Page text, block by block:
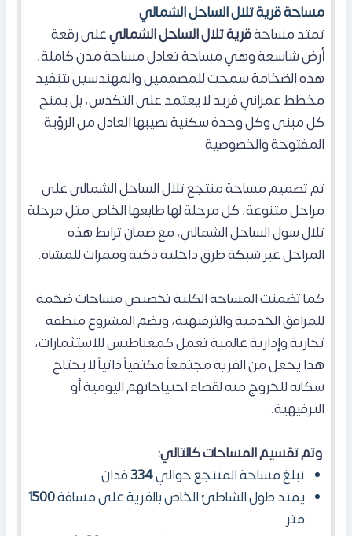
مساحة قرية تلال الساحل الشمالي
تمتد مساحةقرية تلال الساحل الشماليعلى رقعة
أرض شاسعة وهي مساحة تعادل مساحة مدن كاملة،
هذه الضخامة سمحت للمصممين والمهندسين بتنفيذ
مخطط عمراني فريد لا يعتمد على التكدس، بل يمنح
كل مبنى وكل وحدة سكنية نصيبها العادل من الرؤية
المفتوحة والخصوصية.
تم تصميم مساحة منتجع تلال الساحل الشمالي على
مراحل متنوعة، كل مرحلة لها طابعها الخاص مثل مرحلة
تلال سول الساحل الشمالي، مع ضمان ترابط هذه
المراحل عبر شبكة طرق داخلية ذكية وممرات للمشاة.
كما تضمنت المساحة الكلية تخصيص مساحات ضخمة
للمرافق الخدمية والترفيهية، ويضم المشروع منطقة
تجارية وإدارية عالمية تعمل كمغناطيس للاستثمارات،
هذا يجعل من القرية مجتمعاً مكتفياً ذاتياً لا يحتاج
سكانه للخروج منه لقضاء احتياجاتهم اليومية أو
الترفيهية.
وتم تقسيم المساحات كالتالي:
تبلغ مساحة المنتجع حوالي334فدان.
يمتد طول الشاطئ الخاص بالقرية على مسافة1500
متر.